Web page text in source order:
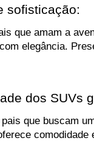
sofisticação:
que amam a
elegância.
dos SUVs
que buscam